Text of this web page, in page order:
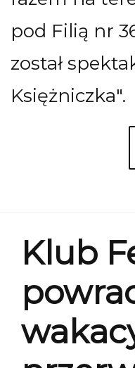
pod Filią nr
został
Księżniczka".
Klub